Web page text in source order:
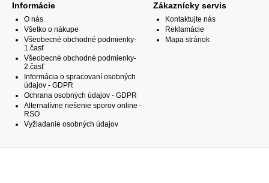
Informácie
O nás
Všetko o nákupe
Všeobecné obchodné podmienky-
1.časť
Všeobecné obchodné podmienky-
2.časť
Informácia o spracovaní osobných
údajov - GDPR
Ochrana osobných údajov - GDPR
Alternatívne riešenie sporov online -
RSO
Vyžiadanie osobných údajov
Zákaznícky servis
Kontaktujte nás
Reklamácie
Mapa stránok